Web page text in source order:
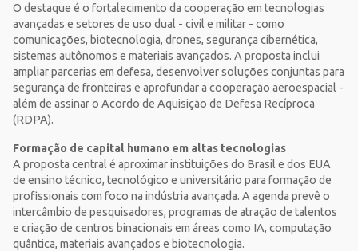
O destaque é o fortalecimento da cooperação em tecnologias
avançadas e setores de uso dual - civil e militar - como
comunicações, biotecnologia, drones, segurança cibernética,
sistemas autônomos e materiais avançados. A proposta inclui
ampliar parcerias em defesa, desenvolver soluções conjuntas para
segurança de fronteiras e aprofundar a cooperação aeroespacial -
além de assinar o Acordo de Aquisição de Defesa Recíproca
(RDPA).
Formação de capital humano em altas tecnologias
A proposta central é aproximar instituições do Brasil e dos EUA
de ensino técnico, tecnológico e universitário para formação de
profissionais com foco na indústria avançada. A agenda prevê o
intercâmbio de pesquisadores, programas de atração de talentos
e criação de centros binacionais em áreas como IA, computação
quântica, materiais avançados e biotecnologia.